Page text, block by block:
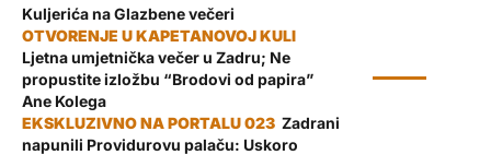
Kuljerića na Glazbene večeri
Ljetna umjetnička večer u Zadru; Ne
propustite izložbu “Brodovi od papira”
Ane Kolega
Zadrani
napunili Providurovu palaču: Uskoro